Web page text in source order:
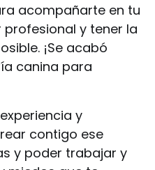
acompañarte en tu
y tener la
¡Se acabó
canina para
y
contigo ese
y poder trabajar y